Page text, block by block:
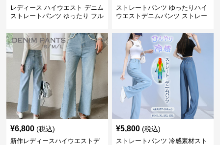
レディース ハイウエスト デニム
ストレートパンツ ゆったり フル
ストレートパンツ ゆったりハイ
ウエストデニムパンツ ストレー
¥6,800 (税込)
新作レディースハイウエストデ
¥5,800 (税込)
ストレートパンツ 冷感素材スト